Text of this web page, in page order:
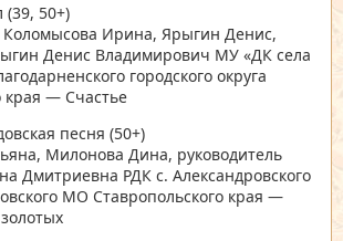
(39, 50+)
Коломысова Ирина, Ярыгин Денис,
Денис Владимирович МУ «ДК села
городского округа
края — Счастье
песня (50+)
Милонова Дина, руководитель
Дмитриевна РДК с. Александровского
МО Ставропольского края —